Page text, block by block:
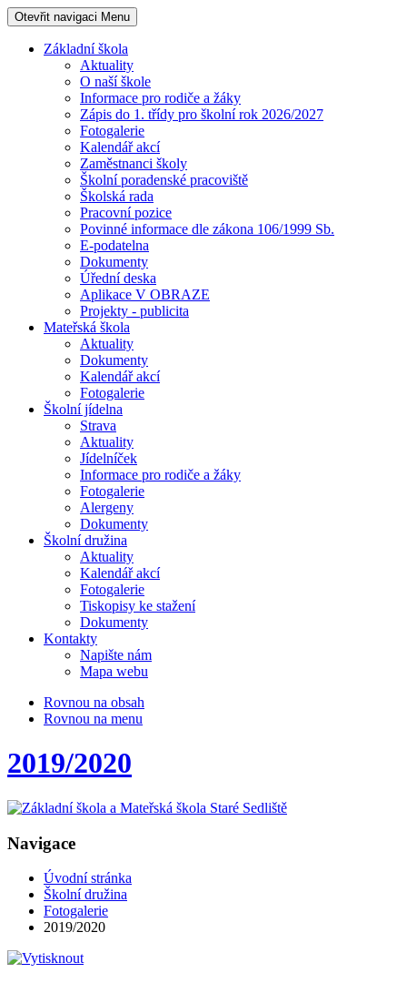
Otevřit navigaci Menu
Základní škola
Aktuality
O naší škole
Informace pro rodiče a žáky
Zápis do 1. třídy pro školní rok 2026/2027
Fotogalerie
Kalendář akcí
Zaměstnanci školy
Školní poradenské pracoviště
Školská rada
Pracovní pozice
Povinné informace dle zákona 106/1999 Sb.
E-podatelna
Dokumenty
Úřední deska
Aplikace V OBRAZE
Projekty - publicita
Mateřská škola
Aktuality
Dokumenty
Kalendář akcí
Fotogalerie
Školní jídelna
Strava
Aktuality
Jídelníček
Informace pro rodiče a žáky
Fotogalerie
Alergeny
Dokumenty
Školní družina
Aktuality
Kalendář akcí
Fotogalerie
Tiskopisy ke stažení
Dokumenty
Kontakty
Napište nám
Mapa webu
Rovnou na obsah
Rovnou na menu
2019/2020
Navigace
Úvodní stránka
Školní družina
Fotogalerie
2019/2020